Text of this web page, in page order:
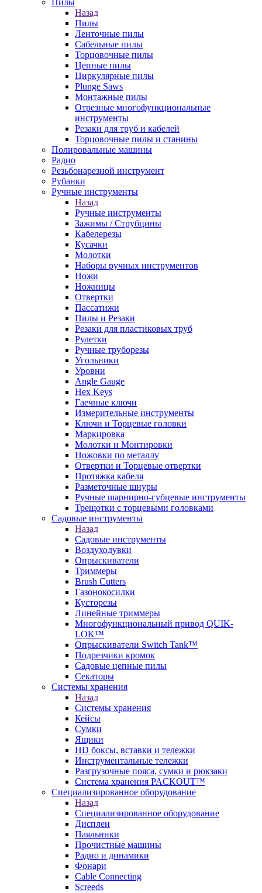
Пилы
Назад
Пилы
Ленточные пилы
Сабельные пилы
Торцовочные пилы
Цепные пилы
Циркулярные пилы
Plunge Saws
Монтажные пилы
Отрезные многофункциональные
инструменты
Резаки для труб и кабелей
Торцовочные пилы и станины
Полировальные машины
Радио
Резьбонарезной инструмент
Рубанки
Ручные инструменты
Назад
Ручные инструменты
Зажимы / Струбцины
Кабелерезы
Кусачки
Молотки
Наборы ручных инструментов
Ножи
Ножницы
Отвертки
Пассатижи
Пилы и Резаки
Резаки для пластиковых труб
Рулетки
Ручные труборезы
Угольники
Уровни
Angle Gauge
Hex Keys
Гаечные ключи
Измерительные инструменты
Ключи и Торцевые головки
Маркировка
Молотки и Монтировки
Ножовки по металлу
Отвертки и Торцевые отвертки
Протяжка кабеля
Разметочные шнуры
Ручные шарнирно-губцевые инструменты
Трещотки с торцевыми головками
Садовые инструменты
Назад
Садовые инструменты
Воздуходувки
Опрыскиватели
Триммеры
Brush Cutters
Газонокосилки
Кусторезы
Линейные триммеры
Многофункциональный привод QUIK-
LOK™
Опрыскиватели Switch Tank™
Подрезчики кромок
Садовые цепные пилы
Секаторы
Системы хранения
Назад
Системы хранения
Кейсы
Сумки
Ящики
HD боксы, вставки и тележки
Инструментальные тележки
Разгрузочные пояса, сумки и рюкзаки
Система хранения PACKOUT™
Специализированное оборудование
Назад
Специализированное оборудование
Дисплеи
Паяльники
Прочистные машины
Радио и динамики
Фонари
Cable Connecting
Screeds